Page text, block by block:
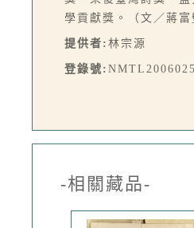
學貢獻獎。（文／蔣富
提供者: 林宗源
登錄號:
-相關藏品-